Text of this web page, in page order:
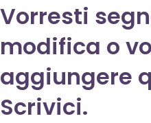
Vorresti
modifica o
aggiungere
Scrivici.